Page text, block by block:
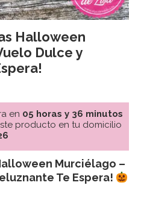
Halloween
Dulce y
en 05 horas y 36 minutos
producto en tu domicilio
Murciélago –
Te Espera!